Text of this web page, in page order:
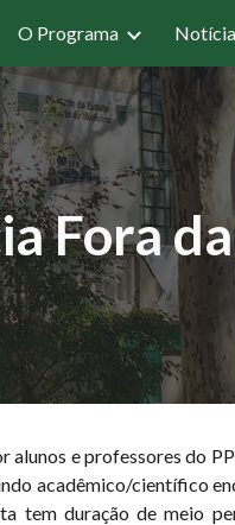
O Programa
Fora
alunos e professores do
acadêmico/científico
tem duração de meio